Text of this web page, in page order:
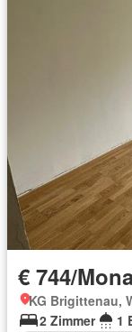
€ 744/
KG Brigittenau,
2 Zimmer
1